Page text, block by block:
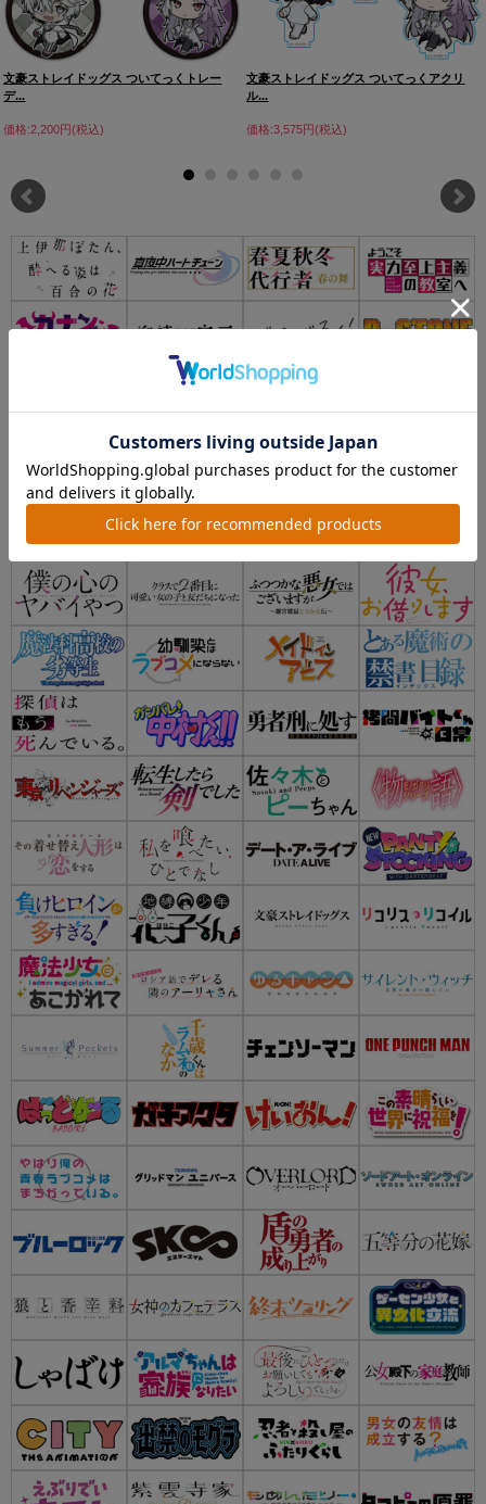
文豪ストレイドッグス ついてっくトレー
デ...
価格:2,200円(税込)
文豪ストレイドッグス ついてっくアクリ
ル...
価格:3,575円(税込)